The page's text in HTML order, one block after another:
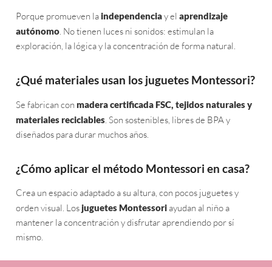
Porque promueven laindependenciay el aprendizaje
autónomo. No tienen luces ni sonidos: estimulan la
exploración, la lógica y la concentración de forma natural.
¿Qué materiales usan los juguetes Montessori?
Se fabrican con madera certificada FSC, tejidos naturales y
materiales reciclables. Son sostenibles, libres de BPA y
diseñados para durar muchos años.
¿Cómo aplicar el método Montessori en casa?
Crea un espacio adaptado a su altura, con pocos juguetes y
orden visual. Losjuguetes Montessoriayudan al niño a
mantener la concentración y disfrutar aprendiendo por sí
mismo.